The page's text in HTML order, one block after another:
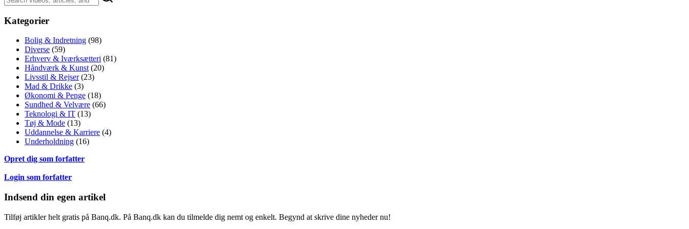
Kategorier
Bolig & Indretning (98)
Diverse (59)
Erhverv & Iværksætteri (81)
Håndværk & Kunst (20)
Livsstil & Rejser(23)
Mad & Drikke (3)
Økonomi & Penge (18)
Sundhed & Velvære (66)
Teknologi & IT (13)
Tøj & Mode (13)
Uddannelse & Karriere (4)
Underholdning (16)
Opret dig som forfatter
Login som forfatter
Indsend din egen artikel
Tilføj artikler helt gratis på Banq.dk. På Banq.dk kan du tilmelde dig nemt og enkelt. Begynd at skrive dine nyheder nu!